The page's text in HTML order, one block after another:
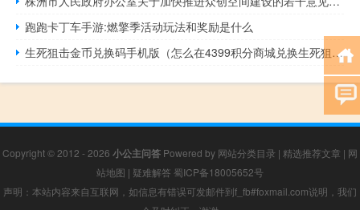
跑跑卡丁车手游:燃擎季活动玩法和奖励是什么
生死狙击金币兑换码手机版（怎么在4399积分商城兑换生死狙击的金币）
Copyright © 2012 - 2026 小公主问答 Powered by 网站分类目录 | 精选推荐文章 | 网
站地图 | 疑难解答 蜀ICP备18005652号
声明：本站内容来自互联网，如信息有错误可发邮件到f_fb#foxmail.com说明，我们